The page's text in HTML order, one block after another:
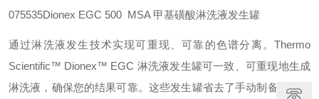
075535Dionex EGC 500 MSA 甲基磺酸淋洗液发生罐
通过淋洗液发生技术实现可重现、可靠的色谱分离。Thermo
Scientific™ Dionex™ EGC 淋洗液发生罐可一致、可重现地生成
淋洗液，确保您的结果可靠。这些发生罐省去了手动制备淋洗液